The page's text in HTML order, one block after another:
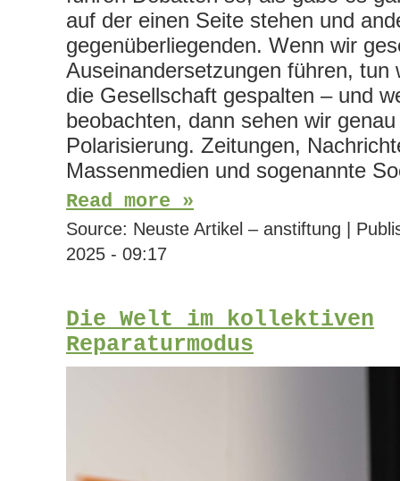
auf der einen Seite stehen und
gegenüberliegenden. Wenn wir
Auseinandersetzungen führen, tun
die Gesellschaft gespalten – und
beobachten, dann sehen wir
Polarisierung. Zeitungen,
Massenmedien und sogenannte
Read more »
Source: Neuste Artikel – anstiftung |
2025 - 09:17
Die Welt im kollektiven
Reparaturmodus